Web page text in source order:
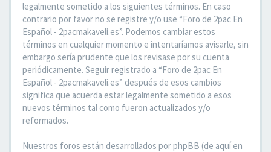
legalmente sometido a los siguientes términos. En caso
contrario por favor no se registre y/o use “Foro de 2pac En
Español - 2pacmakaveli.es”. Podemos cambiar estos
términos en cualquier momento e intentaríamos avisarle, sin
embargo sería prudente que los revisase por su cuenta
periódicamente. Seguir registrado a “Foro de 2pac En
Español - 2pacmakaveli.es” después de esos cambios
significa que acuerda estar legalmente sometido a esos
nuevos términos tal como fueron actualizados y/o
reformados.
Nuestros foros están desarrollados por phpBB (de aquí en